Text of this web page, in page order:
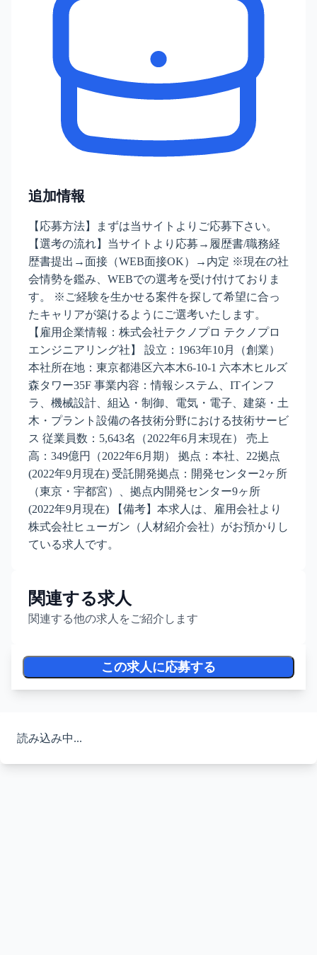
追加情報
【応募方法】まずは当サイトよりご応募下さい。
【選考の流れ】当サイトより応募→履歴書/職務経
歴書提出→面接（WEB面接OK）→内定 ※現在の社
会情勢を鑑み、WEBでの選考を受け付けておりま
す。 ※ご経験を生かせる案件を探して希望に合っ
たキャリアが築けるようにご選考いたします。
【雇用企業情報：株式会社テクノプロ テクノプロ
エンジニアリング社】 設立：1963年10月（創業）
本社所在地：東京都港区六本木6-10-1 六本木ヒルズ
森タワー35F 事業内容：情報システム、ITインフ
ラ、機械設計、組込・制御、電気・電子、建築・土
木・プラント設備の各技術分野における技術サービ
ス 従業員数：5,643名（2022年6月末現在） 売上
高：349億円（2022年6月期） 拠点：本社、22拠点
(2022年9月現在) 受託開発拠点：開発センター2ヶ所
（東京・宇都宮）、拠点内開発センター9ヶ所
(2022年9月現在) 【備考】本求人は、雇用会社より
株式会社ヒューガン（人材紹介会社）がお預かりし
ている求人です。
関連する求人
関連する他の求人をご紹介します
この求人に応募する
読み込み中...